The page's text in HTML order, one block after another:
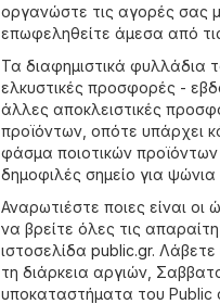
οργανώστε τις αγορές σας
επωφεληθείτε άμεσα από
Τα διαφημιστικά φυλλάδια
ελκυστικές προσφορές -
άλλες αποκλειστικές
προϊόντων, οπότε υπάρχει
φάσμα ποιοτικών
δημοφιλές σημείο για
Αναρωτιέστε ποιες είναι
να βρείτε όλες τις
ιστοσελίδα public.gr. Λάβετε
τη διάρκεια αργιών,
υποκαταστήματα του Public